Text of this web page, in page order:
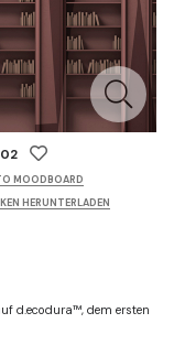
MOODBOARD
HERUNTERLADEN
d.ecodura™, dem ersten